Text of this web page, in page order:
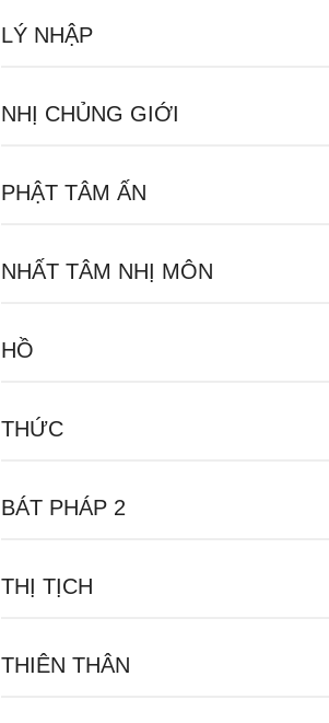
LÝ NHẬP
NHỊ CHỦNG GIỚI
PHẬT TÂM ẤN
NHẤT TÂM NHỊ MÔN
HỒ
THỨC
BÁT PHÁP 2
THỊ TỊCH
THIÊN THÂN